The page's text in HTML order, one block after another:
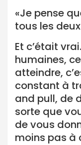
«Je pense
tous les
Et c’était
humaines,
atteindre,
constant à
and pull, de
sorte que
de vous
moins pas